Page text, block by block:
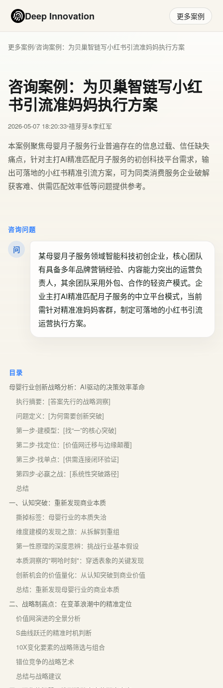
Deep Innovation 更多案例
更多案例/咨询案例：为贝巢智链写小红书引流准妈妈执行方案
咨询案例：为贝巢智链写小红
书引流准妈妈执行方案
2026-05-07 18:20:33 禧芽芽&李红军
本案例聚焦母婴月子服务行业普遍存在的信息过载、信任缺失
痛点，针对主打AI精准匹配月子服务的初创科技平台需求，输
出可落地的小红书精准引流方案，可为同类消费服务企业破解
获客难、供需匹配效率低等问题提供参考。
咨询问题
问
某母婴月子服务领域智能科技初创企业，核心团队
有具备多年品牌营销经验、内容能力突出的运营负
责人，其余团队采用外包、合作的轻资产模式。企
业主打AI精准匹配月子服务的中立平台模式，当前
需针对精准准妈妈客群，制定可落地的小红书引流
运营执行方案。
目录
母婴行业创新战略分析：AI驱动的决策效率革命
执行摘要：[答案先行的战略洞察]
问题定义：[为何需要创新突破]
第一步-建模型：[找“一”的核心突破]
第二步-找定位：[价值网迁移与边缘颠覆]
第三步-找单点：[供需连接闭环验证]
第四步-必赢之战：[系统性突破路径]
总结
一、认知突破：重新发现商业本质
撕掉标签：母婴行业的本质失洽
维度建模的发现之旅：从拆解到重组
第一性原理的深度思辨：挑战行业基本假设
本质洞察的"啊哈时刻"：穿透表象的关键发现
创新机会的价值量化：从认知突破到商业价值
总结：重新发现母婴行业的商业本质
二、战略制高点：在变革浪潮中的精准定位
价值网演进的全景分析
S曲线跃迁的精准时机判断
10X变化要素的战略筛选与组合
错位竞争的战略艺术
总结与战略建议